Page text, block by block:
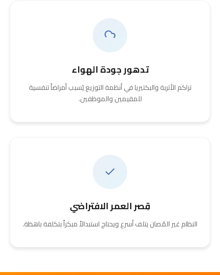
تدهور جودة الهواء
تراكم الأتربة والبكتيريا في أنظمة التوزيع يُسبب أمراضاً تنفسية
للمقيمين والموظفين.
قِصر العمر الافتراضي
النظام غير المُصان يتلف أسرع ويحتاج استبدالاً مبكراً بتكلفة باهظة.